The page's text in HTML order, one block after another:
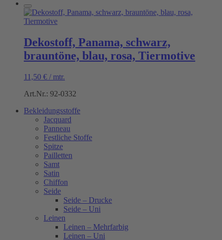
Dekostoff, Panama, schwarz,
brauntöne, blau, rosa, Tiermotive
11,50 € / mtr.
Art.Nr.: 92-0332
Bekleidungsstoffe
Jacquard
Panneau
Festliche Stoffe
Spitze
Pailletten
Samt
Satin
Chiffon
Seide
Seide – Drucke
Seide – Uni
Leinen
Leinen – Mehrfarbig
Leinen – Uni